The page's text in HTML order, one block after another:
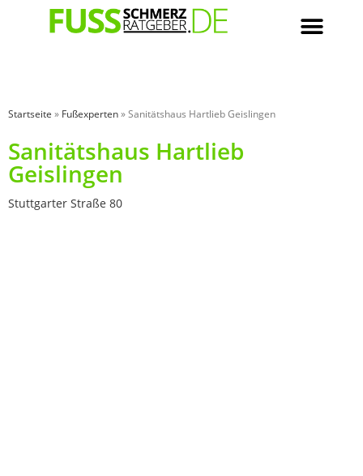
Startseite » Fußexperten»Sanitätshaus Hartlieb Geislingen
Sanitätshaus Hartlieb
Geislingen
Stuttgarter Straße 80